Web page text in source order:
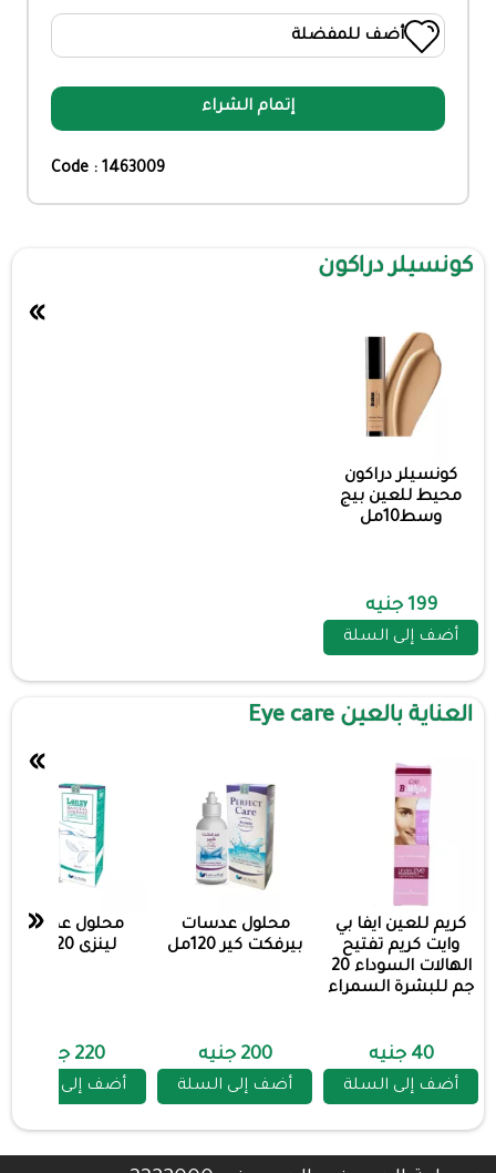
أضف للمفضلة
إتمام الشراء
Code : 1463009
كونسيلر دراكون
كونسيلر دراكون
محيط للعين بيج
وسط10مل
199 جنيه
أضف إلى السلة
»
العناية بالعين Eye care
كريم للعين ايفا بي
وايت كريم تفتيح
الهالات السوداء 20
جم للبشرة السمراء
40 جنيه
أضف إلى السلة
محلول عدسات
بيرفكت كير 120مل
200 جنيه
أضف إلى السلة
محلول عدسات
لينزى 120 مل
220 جنيه
أضف إلى السلة
»
«